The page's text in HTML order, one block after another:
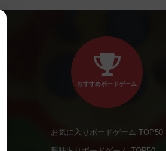
おすすめボードゲーム
お気に入りボードゲーム TOP50